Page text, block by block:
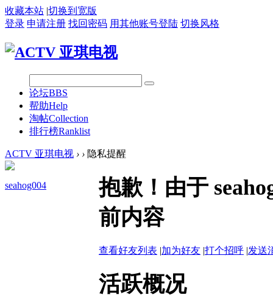
收藏本站 |切换到宽版
登录 申请注册 找回密码 用其他账号登陆 切换风格
论坛BBS
帮助Help
淘帖Collection
排行榜Ranklist
ACTV 亚琪电视 › › 隐私提醒
seahog004
抱歉！由于
前内容
查看好友列表 |加为好友 |打个招呼 |发送
活跃概况